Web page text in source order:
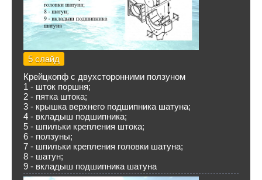
5 слайд
Крейцкопф с двухсторонними ползуном
1 - шток поршня;
2 - пятка штока;
3 - крышка верхнего подшипника шатуна;
4 - вкладыш подшипника;
5 - шпильки крепления штока;
6 - ползуны;
7 - шпильки крепления головки шатуна;
8 - шатун;
9 - вкладыш подшипника шатуна